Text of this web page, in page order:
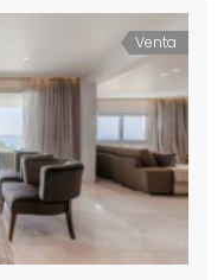
Venta